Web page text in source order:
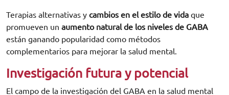
Terapias alternativas y cambios en el estilo de vida que
promueven un aumento natural de los niveles de GABA
están ganando popularidad como métodos
complementarios para mejorar la salud mental.
Investigación futura y potencial
El campo de la investigación del GABA en la salud mental